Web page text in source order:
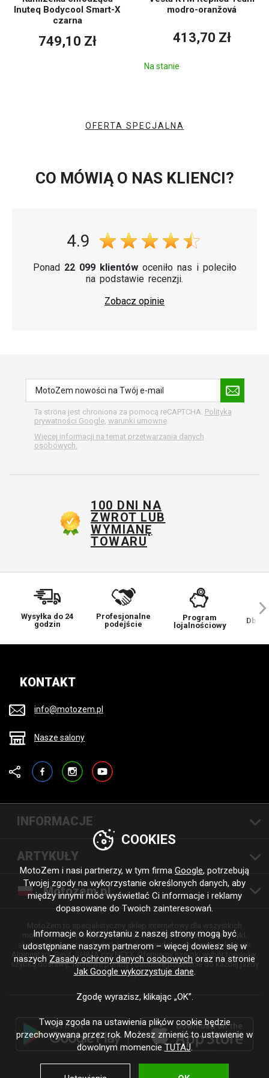
Inuteq Bodycool Smart-X
czarna
749,10 Zł
modro-oranžová
413,70 Zł
Na stanie
OFERTA SPECJALNA
CO MÓWIĄ O NAS KLIENCI?
4.9
Ponad 22 099 klientówoceniło nas i poleciło
na podstawie recenzji.
Zobacz opinie
Ta strona jest chroniona za pomocą reCAPTCHA. Polityka
prywatności Google, warunki umowne.
Więcej informacji na temat przetwarzania danych
osobowych.
100 DNI NA
ZWROT LUB
WYMIANĘ
TOWARU
Wysyłka do 24
godzin
Profesjonalne
podejście
Program
lojalnościowy
KONTAKT
info@motozem.pl
Nasze salony
FacebookInstagramYouTube
INFORMACJE
ARTYKUŁY
Motozem.pl
motocyklistów poszukujących jakościowej odzieży na motocykl,
akcesoriów, części i dodatków od sprawdzonych marek, takich jak
Alpinestars, Revit, SHIMA czy NEXX. Oferujemy szeroki wybór towarów,
szybką dostawę, fachowe porady i osobiste podejście do każdej jazdy
i stylu.
COOKIES
MotoZem i nasi partnerzy, w tym firma Google, potrzebują
Twojej zgody na wykorzystanie określonych danych, aby
między innymi móc wyświetlać Ci informacje i reklamy
dopasowane do Twoich zainteresowań.
Informacje o korzystaniu z naszej strony mogą być
udostępniane naszym partnerom – więcej dowiesz się w
naszych Zasady ochrony danych osobowych oraz na stronie
Jak Google wykorzystuje dane.
Zgodę wyrazisz, klikając „OK”.
Twoja zgoda na ustawienia plików cookie będzie
przechowywana przez rok. Możesz zmienić to ustawienie w
dowolnym momencieTUTAJ.